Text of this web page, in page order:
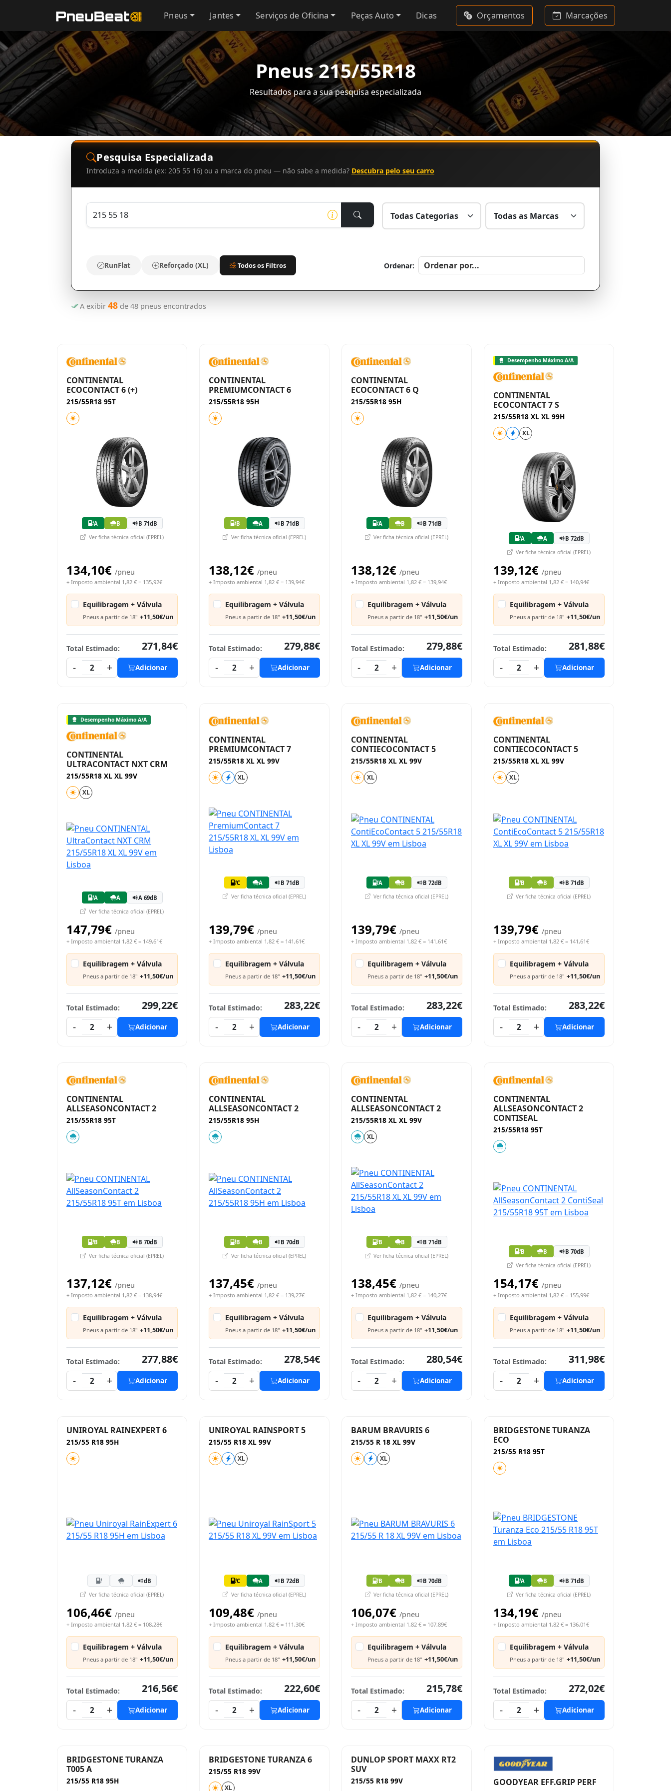
Pneus Jantes Serviços de Oficina Peças Auto Dicas Orçamentos Marcações
Pneus 215/55R18
Resultados para a sua pesquisa especializada
Pesquisa Especializada
Introduza a medida (ex: 205 55 16) ou a marca do pneu — não sabe a medida? Descubra pelo seu carro
RunFlat Reforçado (XL) Todos os Filtros Ordenar:
A exibir 48de 48pneus encontrados
CONTINENTAL
ECOCONTACT 6 (+)
215/55R18 95T
A B B 71dB
Ver ficha técnica oficial (EPREL)
134,10€ /pneu
+ Imposto ambiental 1,82 € = 135,92€
Equilibragem + Válvula
Pneus a partir de 18" +11,50€/un
Total Estimado:
271,84€
-
2 + Adicionar
CONTINENTAL
PREMIUMCONTACT 6
215/55R18 95H
B A B 71dB
Ver ficha técnica oficial (EPREL)
138,12€ /pneu
+ Imposto ambiental 1,82 € = 139,94€
Equilibragem + Válvula
Pneus a partir de 18" +11,50€/un
Total Estimado:
279,88€
-
2 + Adicionar
CONTINENTAL
ECOCONTACT 6 Q
215/55R18 95H
A B B 71dB
Ver ficha técnica oficial (EPREL)
138,12€ /pneu
+ Imposto ambiental 1,82 € = 139,94€
Equilibragem + Válvula
Pneus a partir de 18" +11,50€/un
Total Estimado:
279,88€
-
2 + Adicionar
Desempenho Máximo A/A
CONTINENTAL
ECOCONTACT 7 S
215/55R18 XL XL 99H
XL
A A B 72dB
Ver ficha técnica oficial (EPREL)
139,12€ /pneu
+ Imposto ambiental 1,82 € = 140,94€
Equilibragem + Válvula
Pneus a partir de 18" +11,50€/un
Total Estimado:
281,88€
-
2 + Adicionar
Desempenho Máximo A/A
CONTINENTAL
ULTRACONTACT NXT CRM
215/55R18 XL XL 99V
XL
A A A 69dB
Ver ficha técnica oficial (EPREL)
147,79€ /pneu
+ Imposto ambiental 1,82 € = 149,61€
Equilibragem + Válvula
Pneus a partir de 18" +11,50€/un
Total Estimado:
299,22€
-
2 + Adicionar
CONTINENTAL
PREMIUMCONTACT 7
215/55R18 XL XL 99V
XL
C A B 71dB
Ver ficha técnica oficial (EPREL)
139,79€ /pneu
+ Imposto ambiental 1,82 € = 141,61€
Equilibragem + Válvula
Pneus a partir de 18" +11,50€/un
Total Estimado:
283,22€
-
2 + Adicionar
CONTINENTAL
CONTIECOCONTACT 5
215/55R18 XL XL 99V
XL
A B B 72dB
Ver ficha técnica oficial (EPREL)
139,79€ /pneu
+ Imposto ambiental 1,82 € = 141,61€
Equilibragem + Válvula
Pneus a partir de 18" +11,50€/un
Total Estimado:
283,22€
-
2 + Adicionar
CONTINENTAL
CONTIECOCONTACT 5
215/55R18 XL XL 99V
XL
B B B 71dB
Ver ficha técnica oficial (EPREL)
139,79€ /pneu
+ Imposto ambiental 1,82 € = 141,61€
Equilibragem + Válvula
Pneus a partir de 18" +11,50€/un
Total Estimado:
283,22€
-
2 + Adicionar
CONTINENTAL
ALLSEASONCONTACT 2
215/55R18 95T
B B B 70dB
Ver ficha técnica oficial (EPREL)
137,12€ /pneu
+ Imposto ambiental 1,82 € = 138,94€
Equilibragem + Válvula
Pneus a partir de 18" +11,50€/un
Total Estimado:
277,88€
-
2 + Adicionar
CONTINENTAL
ALLSEASONCONTACT 2
215/55R18 95H
B B B 70dB
Ver ficha técnica oficial (EPREL)
137,45€ /pneu
+ Imposto ambiental 1,82 € = 139,27€
Equilibragem + Válvula
Pneus a partir de 18" +11,50€/un
Total Estimado:
278,54€
-
2 + Adicionar
CONTINENTAL
ALLSEASONCONTACT 2
215/55R18 XL XL 99V
XL
B B B 71dB
Ver ficha técnica oficial (EPREL)
138,45€ /pneu
+ Imposto ambiental 1,82 € = 140,27€
Equilibragem + Válvula
Pneus a partir de 18" +11,50€/un
Total Estimado:
280,54€
-
2 + Adicionar
CONTINENTAL
ALLSEASONCONTACT 2
CONTISEAL
215/55R18 95T
B B B 70dB
Ver ficha técnica oficial (EPREL)
154,17€ /pneu
+ Imposto ambiental 1,82 € = 155,99€
Equilibragem + Válvula
Pneus a partir de 18" +11,50€/un
Total Estimado:
311,98€
-
2 + Adicionar
UNIROYAL RAINEXPERT 6
215/55 R18 95H
dB
Ver ficha técnica oficial (EPREL)
106,46€ /pneu
+ Imposto ambiental 1,82 € = 108,28€
Equilibragem + Válvula
Pneus a partir de 18" +11,50€/un
Total Estimado:
216,56€
-
2 + Adicionar
UNIROYAL RAINSPORT 5
215/55 R18 XL 99V
XL
C A B 72dB
Ver ficha técnica oficial (EPREL)
109,48€ /pneu
+ Imposto ambiental 1,82 € = 111,30€
Equilibragem + Válvula
Pneus a partir de 18" +11,50€/un
Total Estimado:
222,60€
-
2 + Adicionar
BARUM BRAVURIS 6
215/55 R 18 XL 99V
XL
B B B 70dB
Ver ficha técnica oficial (EPREL)
106,07€ /pneu
+ Imposto ambiental 1,82 € = 107,89€
Equilibragem + Válvula
Pneus a partir de 18" +11,50€/un
Total Estimado:
215,78€
-
2 + Adicionar
BRIDGESTONE TURANZA
ECO
215/55 R18 95T
A B B 71dB
Ver ficha técnica oficial (EPREL)
134,19€ /pneu
+ Imposto ambiental 1,82 € = 136,01€
Equilibragem + Válvula
Pneus a partir de 18" +11,50€/un
Total Estimado:
272,02€
-
2 + Adicionar
BRIDGESTONE TURANZA
T005 A
215/55 R18 95H
BRIDGESTONE TURANZA 6
215/55 R18 99V
XL
DUNLOP SPORT MAXX RT2
SUV
215/55 R18 99V GOODYEAR EFF.GRIP PERF